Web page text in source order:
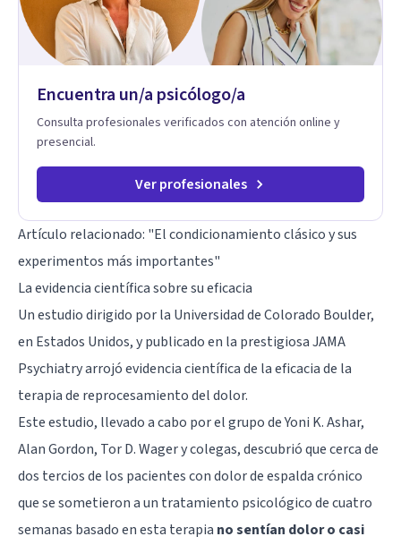
Encuentra un/a psicólogo/a
Consulta profesionales verificados con atención online y
presencial.
Ver profesionales
Artículo relacionado: "El condicionamiento clásico y sus
experimentos más importantes"
La evidencia científica sobre su eficacia
Un estudio dirigido por la Universidad de Colorado Boulder,
en Estados Unidos, y publicado en la prestigiosa JAMA
Psychiatry arrojó evidencia científica de la eficacia de la
terapia de reprocesamiento del dolor.
Este estudio, llevado a cabo por el grupo de Yoni K. Ashar,
Alan Gordon, Tor D. Wager y colegas, descubrió que cerca de
dos tercios de los pacientes con dolor de espalda crónico
que se sometieron a un tratamiento psicológico de cuatro
semanas basado en esta terapia no sentían dolor o casi